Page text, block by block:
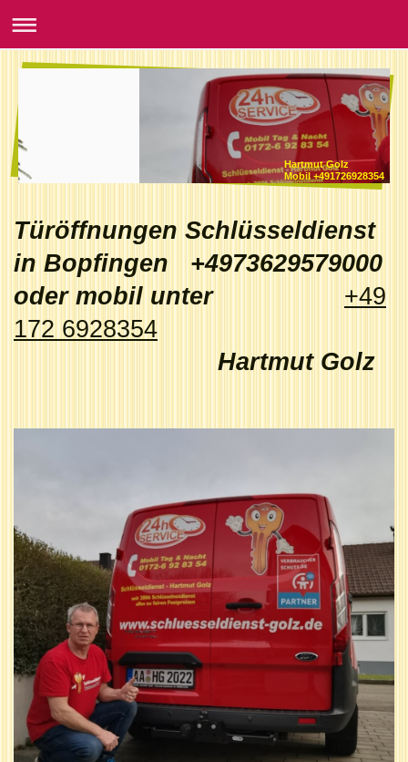
Hartmut Golz
Mobil +491726928354
Türöffnungen Schlüsseldienst
in Bopfingen +4973629579000
oder mobil unter +49
172 6928354
Hartmut Golz